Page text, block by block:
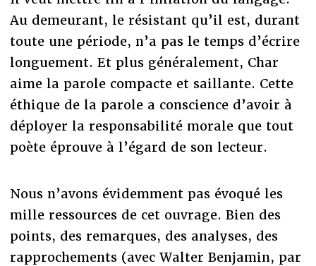
Au demeurant, le résistant qu’il est, durant
toute une période, n’a pas le temps d’écrire
longuement. Et plus généralement, Char
aime la parole compacte et saillante. Cette
éthique de la parole a conscience d’avoir à
déployer la responsabilité morale que tout
poète éprouve à l’égard de son lecteur.
Nous n’avons évidemment pas évoqué les
mille ressources de cet ouvrage. Bien des
points, des remarques, des analyses, des
rapprochements (avec Walter Benjamin, par